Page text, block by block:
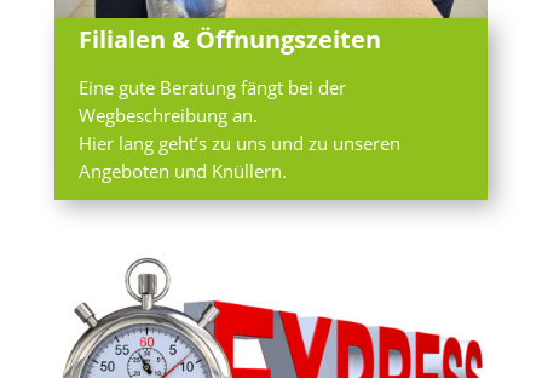
Filialen & Öffnungszeiten
Eine gute Beratung fängt bei der
Wegbeschreibung an.
Hier lang geht’s zu uns und zu unseren
Angeboten und Knüllern.